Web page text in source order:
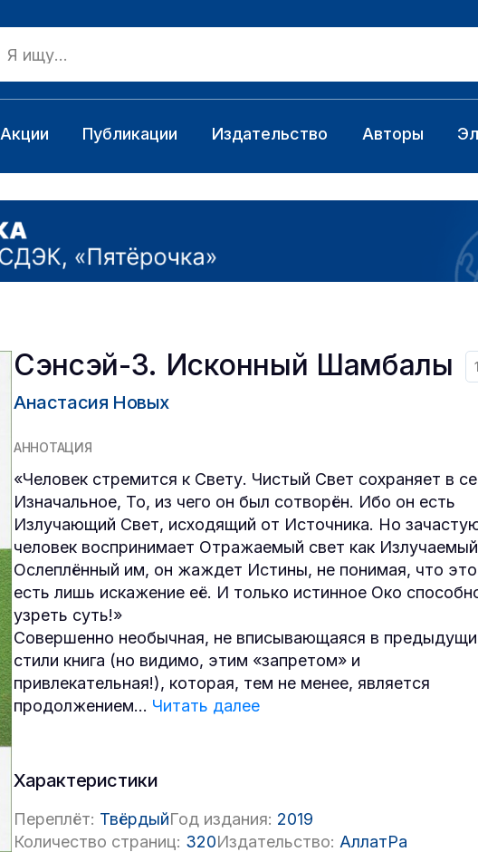
Акции Публикации Издательство Авторы
Сэнсэй-3. Исконный Шамбалы
Анастасия Новых
АННОТАЦИЯ
«Человек стремится к Свету. Чистый Свет сохраняет в
Изначальное, То, из чего он был сотворён. Ибо он есть
Излучающий Свет, исходящий от Источника. Но
человек воспринимает Отражаемый свет как
Ослеплённый им, он жаждет Истины, не понимая, что это
есть лишь искажение её. И только истинное Око
узреть суть!»
Совершенно необычная, не вписывающаяся в
стили книга (но видимо, этим «запретом» и
привлекательная!), которая, тем не менее, является
продолжением... Читать далее
Характеристики
Переплёт: ТвёрдыйГод издания: 2019
Количество страниц: 320Издательство: АллатРа